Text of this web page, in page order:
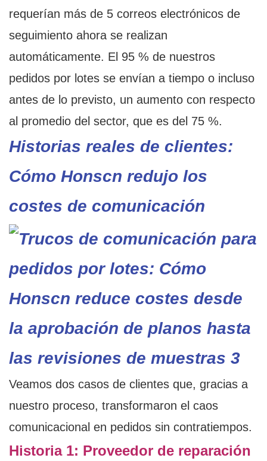
requerían más de 5 correos electrónicos de
seguimiento ahora se realizan
automáticamente. El 95 % de nuestros
pedidos por lotes se envían a tiempo o incluso
antes de lo previsto, un aumento con respecto
al promedio del sector, que es del 75 %.
Historias reales de clientes:
Cómo Honscn redujo los
costes de comunicación
Veamos dos casos de clientes que, gracias a
nuestro proceso, transformaron el caos
comunicacional en pedidos sin contratiempos.
Historia 1: Proveedor de reparación